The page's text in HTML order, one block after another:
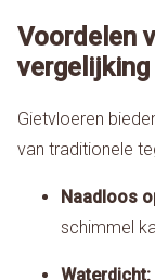
Voordelen
Gietvloeren
van traditionele
Naadloos
schimmel
Waterdicht: